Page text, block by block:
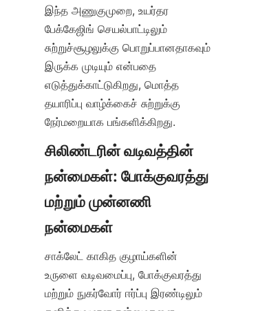
இந்த அணுகுமுறை, உயர்தர
பேக்கேஜிங் செயல்பாட்டிலும்
சுற்றுச்சூழலுக்கு பொறுப்பானதாகவும்
இருக்க முடியும் என்பதை
எடுத்துக்காட்டுகிறது, மொத்த
தயாரிப்பு வாழ்க்கைச் சுற்றுக்கு
நேர்மறையாக பங்களிக்கிறது.
சிலிண்டரின் வடிவத்தின்
நன்மைகள்: போக்குவரத்து
மற்றும் முன்னணி
சாக்லேட் காகித குழாய்களின்
உருளை வடிவமைப்பு, போக்குவரத்து
மற்றும் நுகர்வோர் ஈர்ப்பு இரண்டிலும்